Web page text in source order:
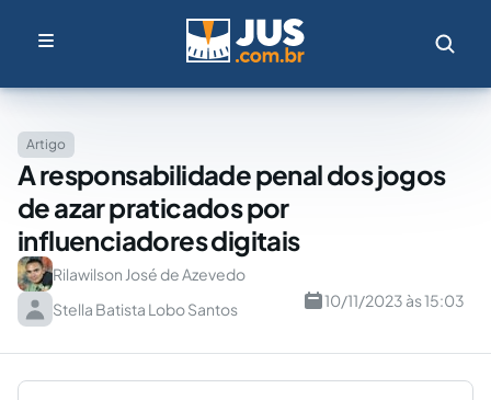
Artigo
A responsabilidade penal dos jogos
de azar praticados por
influenciadores digitais
Rilawilson José de Azevedo
Stella Batista Lobo Santos
10/11/2023 às 15:03